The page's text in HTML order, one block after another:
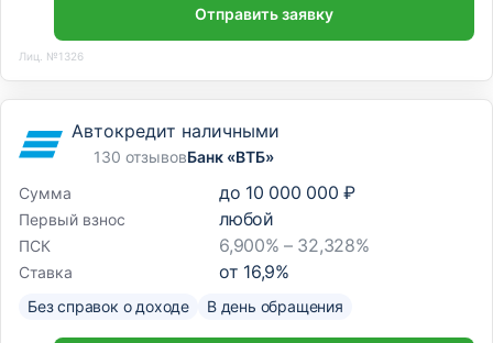
Отправить заявку
Лиц. №1326
Автокредит наличными
130 отзывовБанк «ВТБ»
Сумма
до 10 000 000 ₽
Первый взнос любой
ПСК 6,900% – 32,328%
Ставка от 16,9%
Без справок о доходе В день обращения